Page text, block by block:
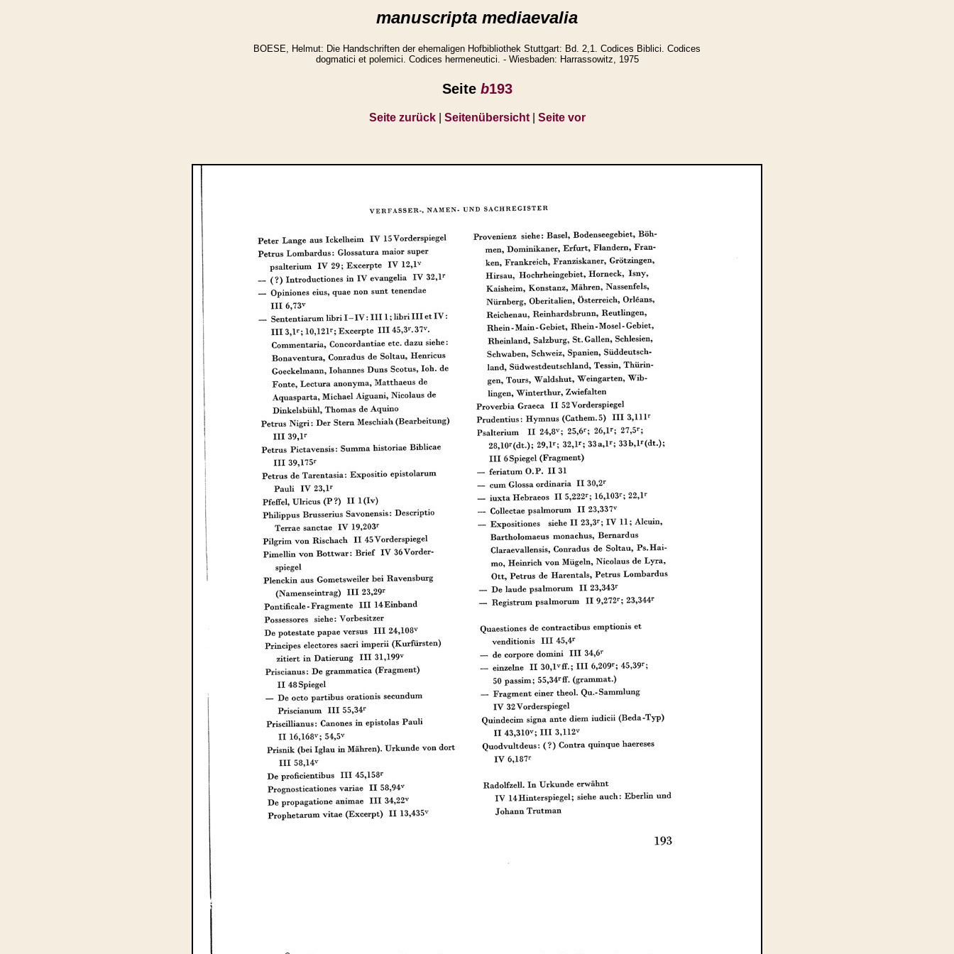
manuscripta mediaevalia
BOESE, Helmut: Die Handschriften der ehemaligen Hofbibliothek Stuttgart: Bd. 2,1. Codices Biblici. Codices
dogmatici et polemici. Codices hermeneutici. - Wiesbaden: Harrassowitz, 1975
Seite b193
Seite zurück| Seitenübersicht| Seite vor